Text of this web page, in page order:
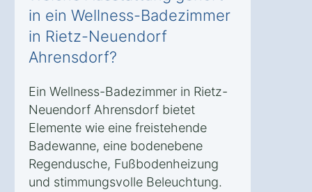
in ein Wellness-Badezimmer
in Rietz-Neuendorf
Ahrensdorf?
Ein Wellness-Badezimmer in Rietz-
Neuendorf Ahrensdorf bietet
Elemente wie eine freistehende
Badewanne, eine bodenebene
Regendusche, Fußbodenheizung
und stimmungsvolle Beleuchtung.